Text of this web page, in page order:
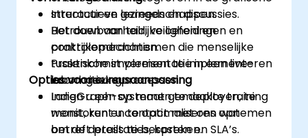
structuur en gereedschappen.
Betrouwbaarheid, veiligheid en
controlemechanismen die menselijke
tussenkomst vereisen te implementeren
voor kritieke processen.
LangGraph-systemen te deployen, te
monitoren en te optimaliseren wat
betreft prestaties, kosten en SLA’s.
Interactieve lezingen en discussies.
Het doen van talrijke oefeningen en
praktijkopdrachten.
Praktische implementatie in een live-
labomgeving.
Opties voor cursusaanpassing
Indien u een op maat gemaakte training
wenst, kunt u contact met ons opnemen
om de details te bespreken.